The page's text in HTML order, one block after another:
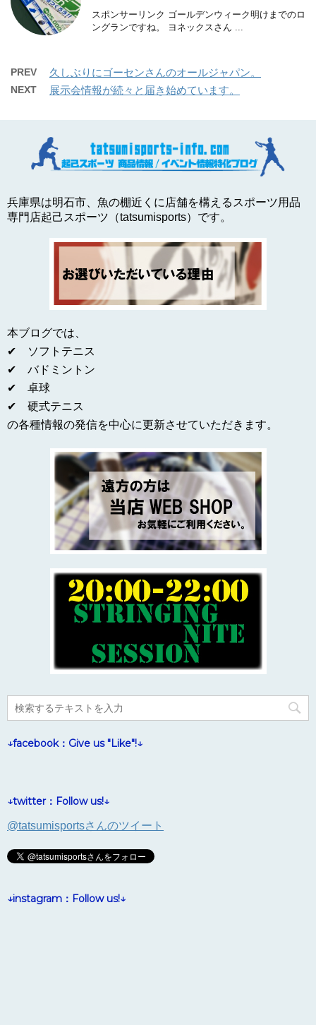
スポンサーリンク ゴールデンウィーク明けまでのロ
ングランですね。 ヨネックスさん ...
PREV 久しぶりにゴーセンさんのオールジャパン。
NEXT 展示会情報が続々と届き始めています。
兵庫県は明石市、魚の棚近くに店舗を構えるスポーツ用品
専門店起己スポーツ（tatsumisports）です。
本ブログでは、
✔ ソフトテニス
✔ バドミントン
✔ 卓球
✔ 硬式テニス
の各種情報の発信を中心に更新させていただきます。
↓facebook：Give us "Like"!↓
↓twitter：Follow us!↓
@tatsumisportsさんのツイート
↓instagram：Follow us!↓